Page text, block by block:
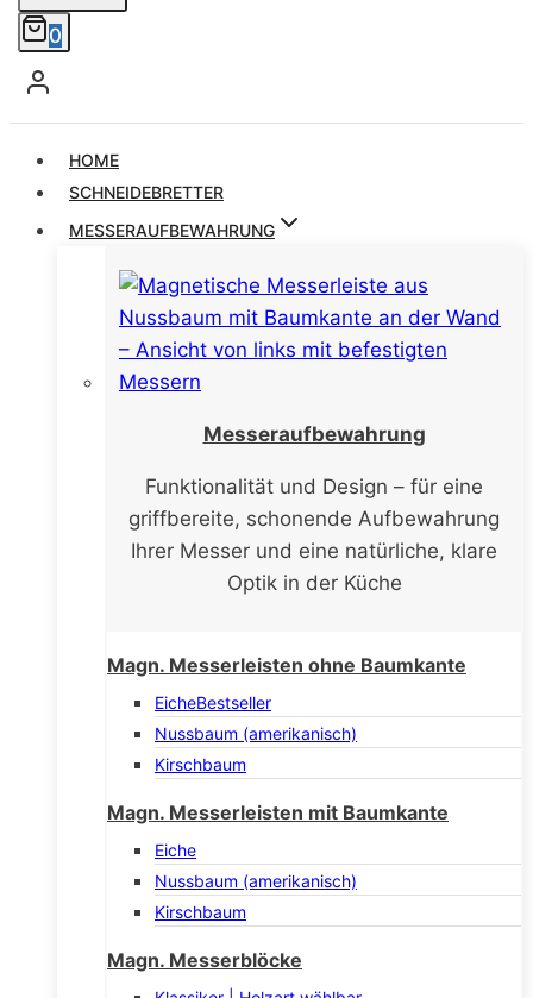
0
HOME
SCHNEIDEBRETTER
MESSERAUFBEWAHRUNG
Messeraufbewahrung
Funktionalität und Design – für eine
griffbereite, schonende Aufbewahrung
Ihrer Messer und eine natürliche, klare
Optik in der Küche
Magn. Messerleisten ohne Baumkante
EicheBestseller
Nussbaum (amerikanisch)
Kirschbaum
Magn. Messerleisten mit Baumkante
Eiche
Nussbaum (amerikanisch)
Kirschbaum
Magn. Messerblöcke